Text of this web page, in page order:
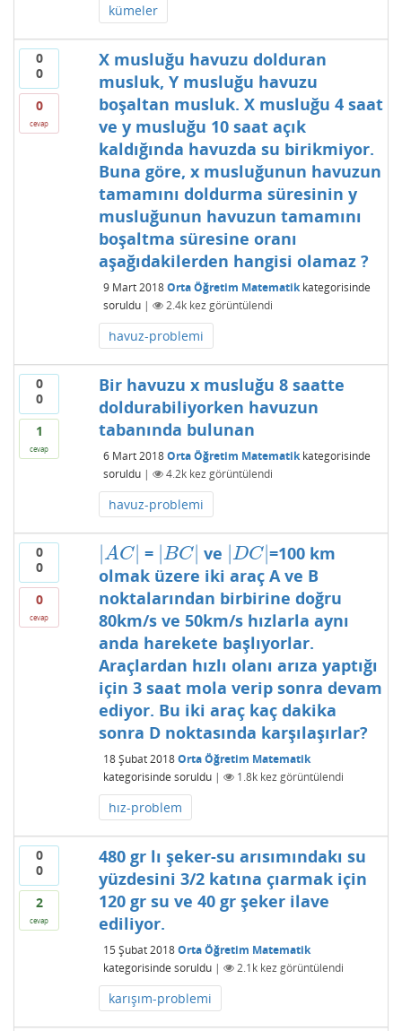
kümeler
0
0
0
cevap
X musluğu havuzu dolduran
musluk, Y musluğu havuzu
boşaltan musluk. X musluğu 4 saat
ve y musluğu 10 saat açık
kaldığında havuzda su birikmiyor.
Buna göre, x musluğunun havuzun
tamamını doldurma süresinin y
musluğunun havuzun tamamını
boşaltma süresine oranı
aşağıdakilerden hangisi olamaz ?
9 Mart 2018 Orta Öğretim Matematikkategorisinde
soruldu | 2.4kkez görüntülendi
havuz-problemi
0
0
1
cevap
Bir havuzu x musluğu 8 saatte
doldurabiliyorken havuzun
tabanında bulunan
6 Mart 2018 Orta Öğretim Matematikkategorisinde
soruldu | 4.2kkez görüntülendi
havuz-problemi
0
0
0
cevap
|AC|
|AC| = |BC|
|BC| ve |DC|
|DC| =100 km
olmak üzere iki araç A ve B
noktalarından birbirine doğru
80km/s ve 50km/s hızlarla aynı
anda harekete başlıyorlar.
Araçlardan hızlı olanı arıza yaptığı
için 3 saat mola verip sonra devam
ediyor. Bu iki araç kaç dakika
sonra D noktasında karşılaşırlar?
18 Şubat 2018 Orta Öğretim Matematik
kategorisinde soruldu | 1.8kkez görüntülendi
hız-problem
0
0
2
cevap
480 gr lı şeker-su arısımındakı su
yüzdesini 3/2 katına çıarmak için
120 gr su ve 40 gr şeker ilave
ediliyor.
15 Şubat 2018 Orta Öğretim Matematik
kategorisinde soruldu | 2.1kkez görüntülendi
karışım-problemi